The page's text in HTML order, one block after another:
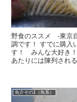
野食のススメ -東京
調です！ すでに購入
す！ みんな大好き！
あたりには陳列され
魚介その1（魚系）